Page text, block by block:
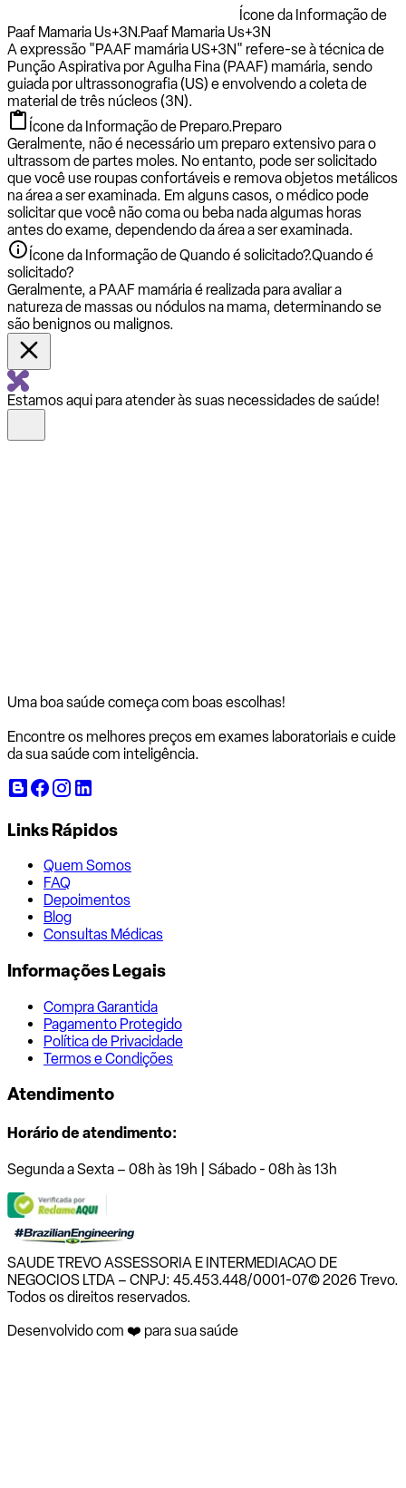
Ícone da Informação de
Paaf Mamaria Us+3N.Paaf Mamaria Us+3N
A expressão "PAAF mamária US+3N" refere-se à técnica de
Punção Aspirativa por Agulha Fina (PAAF) mamária, sendo
guiada por ultrassonografia (US) e envolvendo a coleta de
material de três núcleos (3N).
Ícone da Informação de Preparo.Preparo
Geralmente, não é necessário um preparo extensivo para o
ultrassom de partes moles. No entanto, pode ser solicitado
que você use roupas confortáveis e remova objetos metálicos
na área a ser examinada. Em alguns casos, o médico pode
solicitar que você não coma ou beba nada algumas horas
antes do exame, dependendo da área a ser examinada.
Ícone da Informação de Quando é solicitado?.Quando é
solicitado?
Geralmente, a PAAF mamária é realizada para avaliar a
natureza de massas ou nódulos na mama, determinando se
são benignos ou malignos.
Estamos aqui para atender às suas necessidades de saúde!
Uma boa saúde começa com boas escolhas!
Encontre os melhores preços em exames laboratoriais e cuide
da sua saúde com inteligência.
Links Rápidos
Quem Somos
FAQ
Depoimentos
Blog
Consultas Médicas
Informações Legais
Compra Garantida
Pagamento Protegido
Política de Privacidade
Termos e Condições
Atendimento
Horário de atendimento:
Segunda a Sexta – 08h às 19h | Sábado - 08h às 13h
SAUDE TREVO ASSESSORIA E INTERMEDIACAO DE
NEGOCIOS LTDA – CNPJ: 45.453.448/0001-07© 2026 Trevo.
Todos os direitos reservados.
Desenvolvido com ❤️ para sua saúde